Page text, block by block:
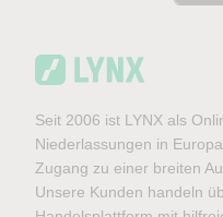
Seit 2006 ist LYNX als
Niederlassungen in
Zugang zu einer breiten
Unsere Kunden handeln